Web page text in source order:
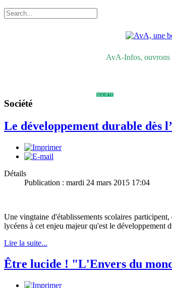
AvA-Infos, ouvrons
SOCIÉTÉ
Société
Le développement durable dès
Détails
Publication : mardi 24 mars 2015 17:04
Une vingtaine d'établissements scolaires
lycéens à cet enjeu majeur qu'est le développement
Lire la suite...
Être lucide ! "L'Envers du